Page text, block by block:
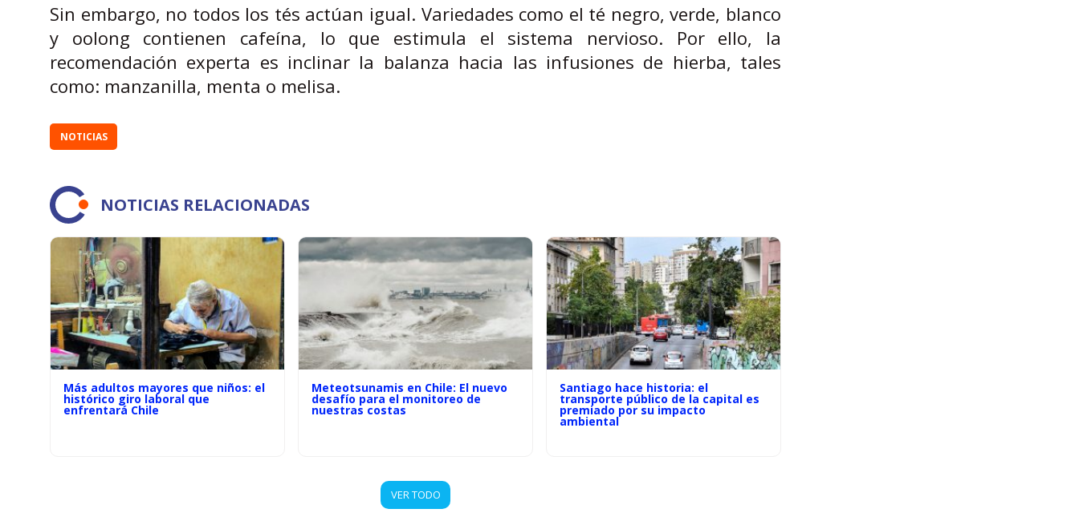
Sin embargo, no todos los tés actúan igual. Variedades como el té negro, verde, blanco
y oolong contienen cafeína, lo que estimula el sistema nervioso. Por ello, la
recomendación experta es inclinar la balanza hacia las infusiones de hierba, tales
como: manzanilla, menta o melisa.
NOTICIAS
NOTICIAS RELACIONADAS
Más adultos mayores que niños: el
histórico giro laboral que
enfrentará Chile
Meteotsunamis en Chile: El nuevo
desafío para el monitoreo de
nuestras costas
Santiago hace historia: el
transporte público de la capital es
premiado por su impacto
ambiental
VER TODO